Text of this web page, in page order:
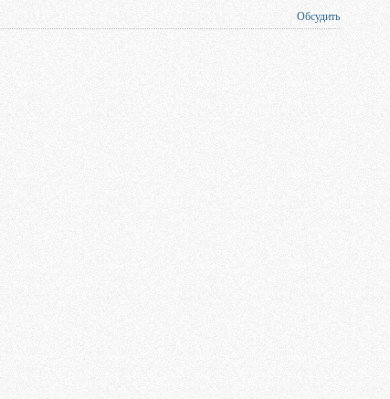
Обсудить